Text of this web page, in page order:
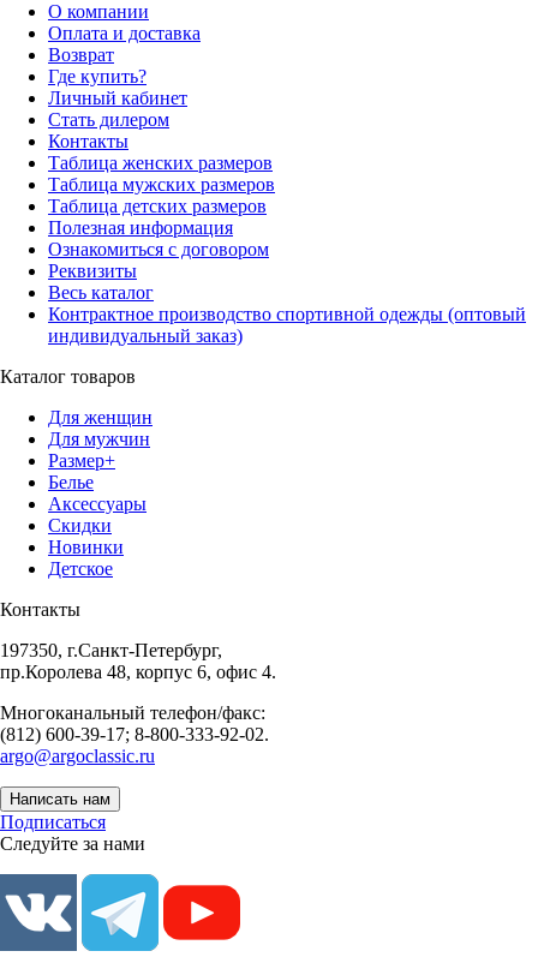
О компании
Оплата и доставка
Возврат
Где купить?
Личный кабинет
Стать дилером
Контакты
Таблица женских размеров
Таблица мужских размеров
Таблица детских размеров
Полезная информация
Ознакомиться с договором
Реквизиты
Весь каталог
Контрактное производство спортивной одежды (оптовый
индивидуальный заказ)
Каталог товаров
Для женщин
Для мужчин
Размер+
Белье
Аксессуары
Скидки
Новинки
Детское
Контакты
197350, г.Санкт-Петербург,
пр.Королева 48, корпус 6, офис 4.
Многоканальный телефон/факс:
(812) 600-39-17; 8-800-333-92-02.
argo@argoclassic.ru
Написать нам
Подписаться
Следуйте за нами